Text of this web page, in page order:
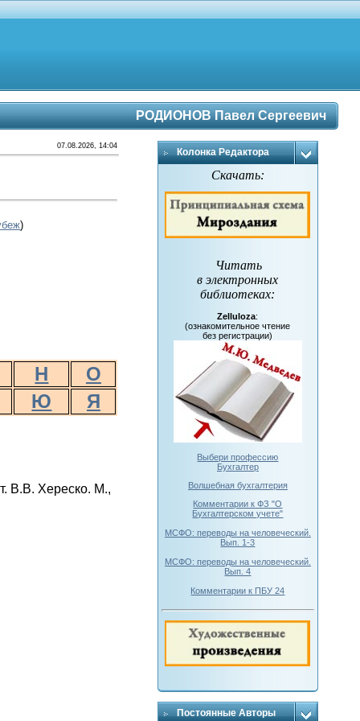
РОДИОНОВ Павел Сергеевич
07.08.2026, 14:04
)
Н
О
Ю Я
В.В. Хереско. М.,
Колонка Редактора
Скачать:
Читать
в электронных
библиотеках:
Zelluloza:
(ознакомительное чтение
без регистрации)
Выбери профессию
Бухгалтер
Волшебная бухгалтерия
Комментарии к ФЗ "О
Бухгалтерском учете"
МСФО: переводы на человеческий.
Вып. 1-3
МСФО: переводы на человеческий.
Вып. 4
Комментарии к ПБУ 24
Постоянные Авторы